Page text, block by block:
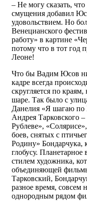
– Не могу сказать,
смущения добавил
удовольствием. Но
Венецианского
работу» в картине
потому что в тот год
Леоне!
Что бы Вадим Юсов
кадре всегда
скругляется по
шаре. Так было с
Данелия «Я шагаю по
Андрея Тарковского
Рублеве»,
боев, снятых с
Родину» Бондарчука,
глобусу.
стилем художника,
объединяющей
Тарковский,
разное время, совсем
однородным рядом